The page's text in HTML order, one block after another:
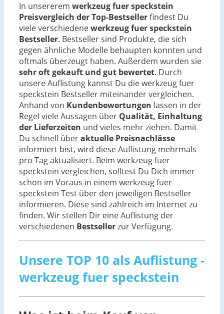
In unsererem werkzeug fuer speckstein
Preisvergleich der Top-Bestsellerfindest Du
viele verschiedenewerkzeug fuer speckstein
Bestseller. Bestseller sind Produkte, die sich
gegen ähnliche Modelle behaupten konnten und
oftmals überzeugt haben. Außerdem wurden sie
sehr oft gekauft und gut bewertet. Durch
unsere Auflistung kannst Du die werkzeug fuer
speckstein Bestseller miteinander vergleichen.
Anhand von Kundenbewertungen lassen in der
Regel viele Aussagen über Qualität, Einhaltung
der Lieferzeiten und vieles mehr ziehen. Damit
Du schnell überaktuelle Preisnachlässe
informiert bist, wird diese Auflistung mehrmals
pro Tag aktualisiert. Beim werkzeug fuer
speckstein vergleichen, solltest Du Dich immer
schon im Voraus in einem werkzeug fuer
speckstein Test über den jeweiligen Bestseller
informieren. Diese sind zahlreich im Internet zu
finden. Wir stellen Dir eine Auflistung der
verschiedenen Bestsellerzur Verfügung.
Unsere TOP 10 als Auflistung -
werkzeug fuer speckstein